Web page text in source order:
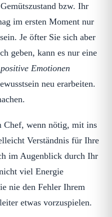
bzw. Ihr
im ersten Moment nur
Je öfter Sie sich aber
geben, kann es nur eine
positive Emotionen
neu erarbeiten.
Chef, wenn nötig, mit ins
Verständnis für Ihre
im Augenblick durch Ihr
viel Energie
nie den Fehler Ihrem
etwas vorzuspielen.